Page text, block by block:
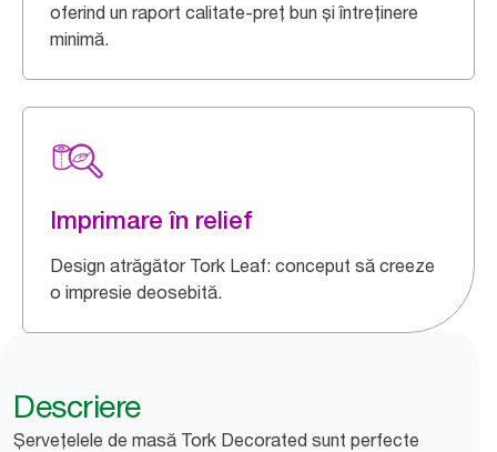
oferind un raport calitate-preț bun și întreținere
minimă.
Imprimare în relief
Design atrăgător Tork Leaf: conceput să creeze
o impresie deosebită.
Descriere
Șervețelele de masă Tork Decorated sunt perfecte